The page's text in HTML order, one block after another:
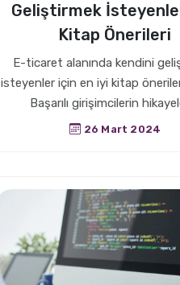
Geliştirmek
Kitap Önerileri
E-ticaret alanında kendini
isteyenler için en iyi kitap
Başarılı girişimcilerin
26 Mart 2024